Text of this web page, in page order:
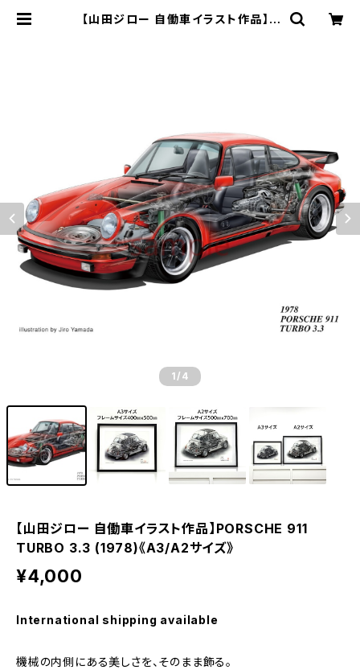
【山田ジロー 自働車イラスト作品】P
1 /4
【山田ジロー 自働車イラスト作品】PORSCHE 911
TURBO 3.3 (1978)《A3/A2サイズ》
¥4,000
International shipping available
機械の内側にある美しさを、そのまま飾る。